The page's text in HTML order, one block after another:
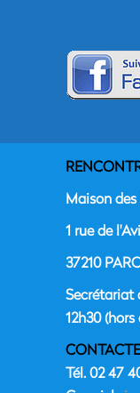
Maison
1 rue de
37210
Secrétariat
12h30
Tél. 02 47